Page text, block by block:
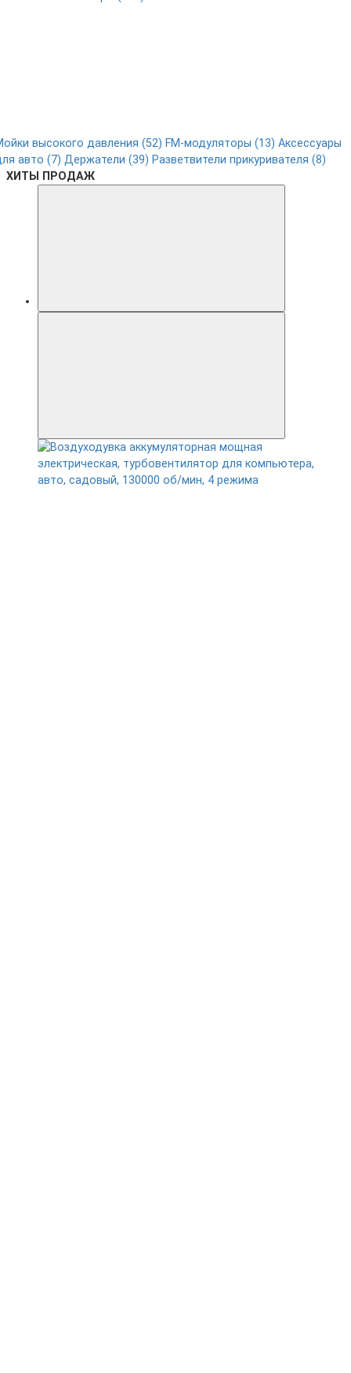
высокого давления (52) FM-модуляторы (13) Аксессуары
авто (7) Держатели (39) Разветвители прикуривателя (8)
ХИТЫ ПРОДАЖ